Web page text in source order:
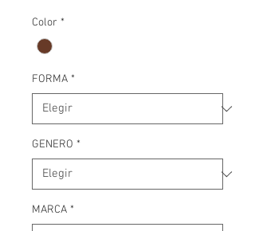
Color *
FORMA *
GENERO *
MARCA *